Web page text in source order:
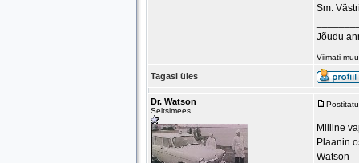
Sm.
Jõudu
Viimati
Tagasi üles
Dr. Watson
Seltsimees
Milline
Plaanin
Watson